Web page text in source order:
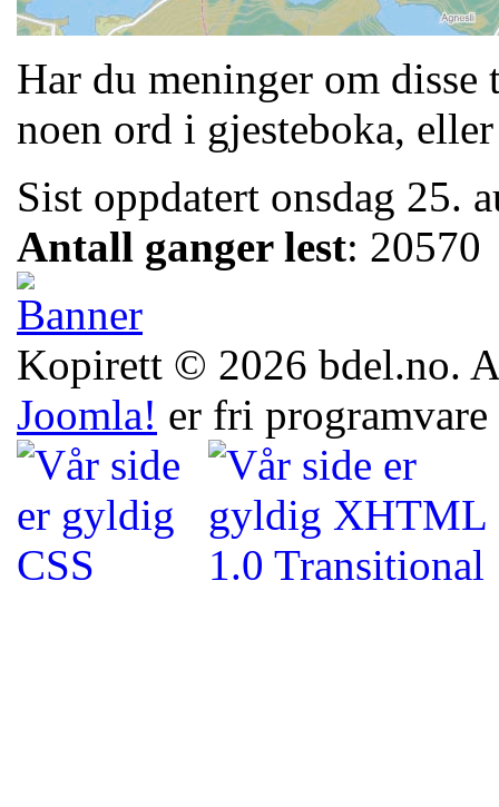
Har du meninger om
noen ord i gjesteboka,
Sist oppdatert onsdag 25.
Antall ganger lest: 20570
Kopirett © 2026 bdel.no.
Joomla! er fri